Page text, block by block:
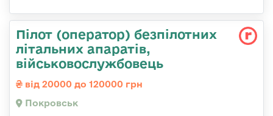
Пілот (оператор) безпілотних
літальних апаратів,
військовослужбовець
від 20000 до 120000 грн
Покровськ